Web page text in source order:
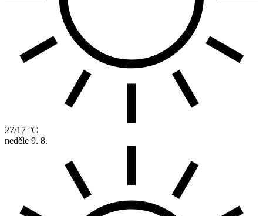
27/17 °C
neděle 9. 8.